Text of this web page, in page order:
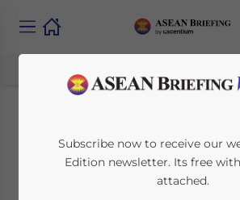
跨国企业须知：
坡15%税率的重
Subscribe now to receive our
Edition newsletter. Its free
attached.